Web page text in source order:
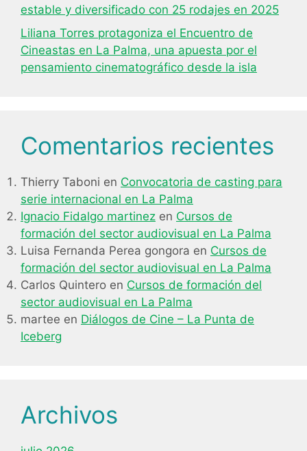
estable y diversificado con 25 rodajes en 2025
Liliana Torres protagoniza el Encuentro de
Cineastas en La Palma, una apuesta por el
pensamiento cinematográfico desde la isla
Comentarios recientes
Thierry Taboni en Convocatoria de casting para
serie internacional en La Palma
Ignacio Fidalgo martinez en Cursos de
formación del sector audiovisual en La Palma
Luisa Fernanda Perea gongora en Cursos de
formación del sector audiovisual en La Palma
Carlos Quintero en Cursos de formación del
sector audiovisual en La Palma
martee en Diálogos de Cine – La Punta de
Iceberg
Archivos